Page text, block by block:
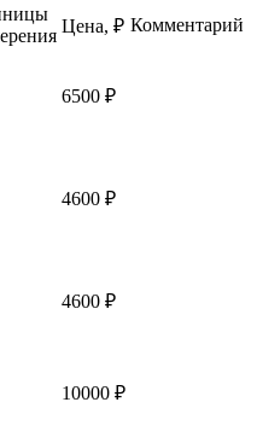
Цена, ₽ Комментарий
6500 ₽
4600 ₽
4600 ₽
10000 ₽